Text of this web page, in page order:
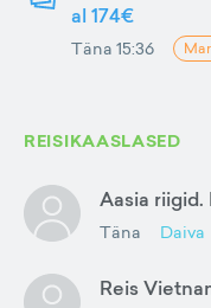
al 174€
Täna 15:36
REISIKAASLASED
Aasia riigid.
Täna Daiva
Reis